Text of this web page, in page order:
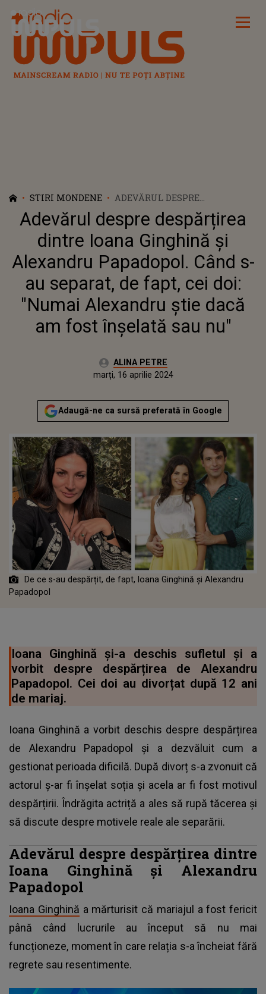
Radio Impuls
STIRI MONDENE
ADEVĂRUL DESPRE
DESPĂRȚIREA DINTRE IOANA
GINGHINĂ ȘI ALEXANDRU
PAPADOPOL. CÂND S-AU
SEPARAT, DE FAPT, CEI DOI:
"NUMAI ALEXANDRU ȘTIE
DACĂ AM FOST ÎNȘELATĂ SAU
NU"
Adevărul despre despărțirea
dintre Ioana Ginghină și
Alexandru Papadopol. Când s-
au separat, de fapt, cei doi:
"Numai Alexandru știe dacă
am fost înșelată sau nu"
Autor:ALINA PETRE
Actualizat:
marți, 16 aprilie 2024
Adaugă-ne ca sursă preferată în Google
De ce s-au despărțit, de fapt, Ioana Ginghină și Alexandru
Papadopol
Ioana Ginghină și-a deschis sufletul și a
vorbit despre despărțirea de Alexandru
Papadopol. Cei doi au divorțat după 12 ani
de mariaj.
Ioana Ginghină a vorbit deschis despre despărțirea
de Alexandru Papadopol și a dezvăluit cum a
gestionat perioada dificilă. După divorț s-a zvonuit că
actorul ș-ar fi înșelat soția și acela ar fi fost motivul
despărțirii. Îndrăgita actriță a ales să rupă tăcerea și
să discute despre motivele reale ale separării.
Adevărul despre despărțirea dintre
Ioana Ginghină și Alexandru
Papadopol
Ioana Ginghină a mărturisit că mariajul a fost fericit
până când lucrurile au început să nu mai
funcționeze, moment în care relația s-a încheiat fără
regrete sau resentimente.